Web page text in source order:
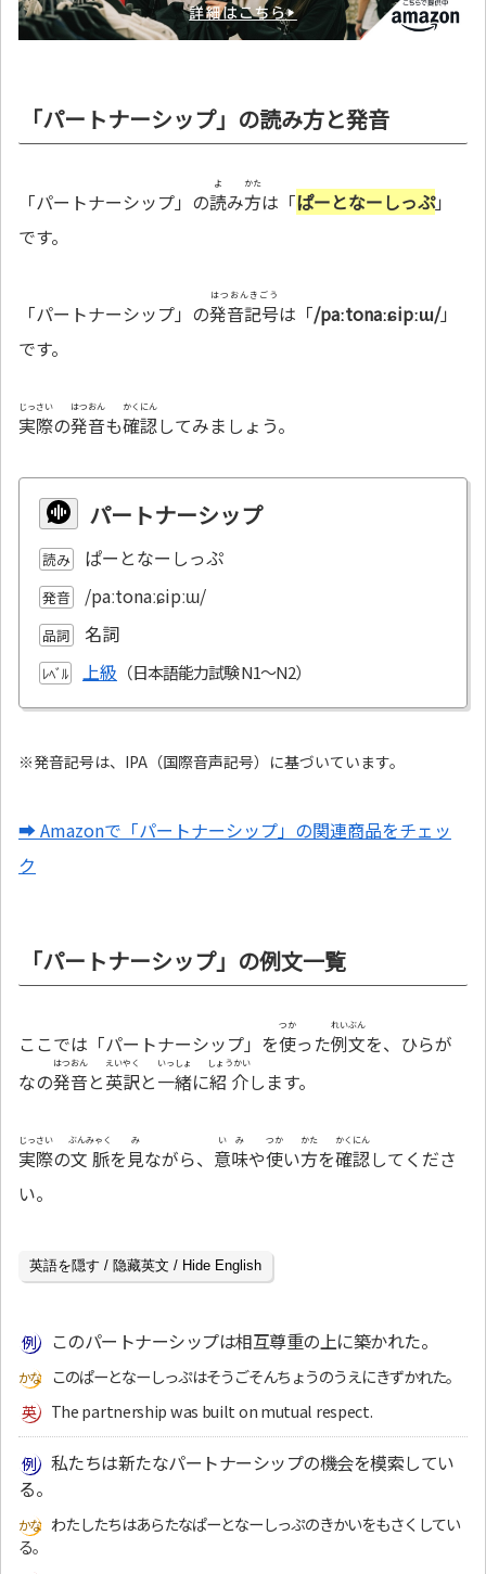
「パートナーシップ」の読み方と発音
「パートナーシップ」の読
よ
み方
かた
は「ぱーとなーしっぷ」
です。
「パートナーシップ」の発音記号
はつおんきごう
は「/paːtonaːɕipːɯ/」
です。
実際
じっさい
の発音
はつおん
も確認
かくにん
してみましょう。
パートナーシップ
読み ぱーとなーしっぷ
発音 /paːtonaːɕipːɯ/
品詞 名詞
ﾚﾍﾞﾙ 上級
※発音記号は、IPA（国際音声記号）に基づいています。
➡ Amazonで「パートナーシップ」の関連商品をチェッ
ク
「パートナーシップ」の例文一覧
ここでは「パートナーシップ」を使
つか
った例文
れいぶん
を、ひらが
なの発音
はつおん
と英訳
えいやく
と一緒
いっしょ
に紹介
しょうかい
します。
実際
じっさい
の文脈
ぶんみゃく
を見
み
ながら、 意味
いみ
や使
つか
い方
かた
を確認
かくにん
してくださ
い。
英語を隠す / 隐藏英文 / Hide English
このパートナーシップは相互尊重の上に築かれた。
このぱーとなーしっぷはそうごそんちょうのうえにきずかれた。
The partnership was built on mutual respect.
私たちは新たなパートナーシップの機会を模索してい
る。
わたしたちはあらたなぱーとなーしっぷのきかいをもさくしてい
る。